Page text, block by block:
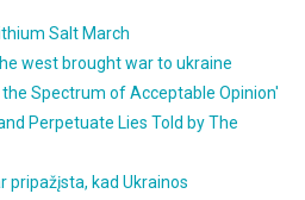
Salt March
west brought war to ukraine
Spectrum of Acceptable Opinion'
Perpetuate Lies Told by The
pripažįsta, kad Ukrainos